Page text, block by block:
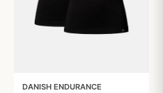
DANISH ENDURANCE